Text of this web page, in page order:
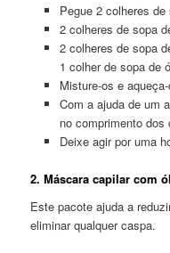
Pegue 2 colheres
2 colheres de sopa
2 colheres de sopa
1 colher de sopa de
Misture-os e
Com a ajuda de um
no comprimento dos
Deixe agir por uma
2. Máscara capilar com
Este pacote ajuda a
eliminar qualquer caspa.